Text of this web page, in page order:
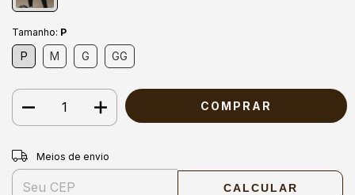
Tamanho: P
P M G GG
Entregas para o CEP:
Meios de envio
CALCULAR